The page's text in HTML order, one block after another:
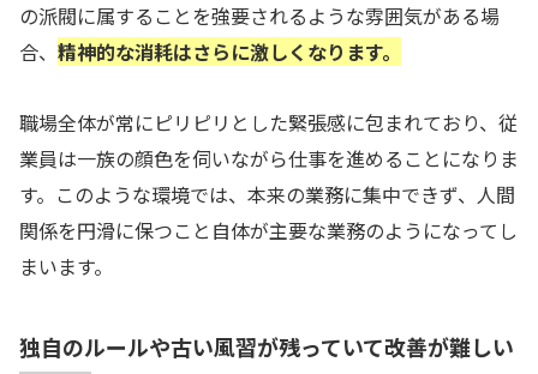
の派閥に属することを強要されるような雰囲気がある場
合、 精神的な消耗はさらに激しくなります。
職場全体が常にピリピリとした緊張感に包まれており、従
業員は一族の顔色を伺いながら仕事を進めることになりま
す。このような環境では、本来の業務に集中できず、人間
関係を円滑に保つこと自体が主要な業務のようになってし
まいます。
独自のルールや古い風習が残っていて改善が難しい